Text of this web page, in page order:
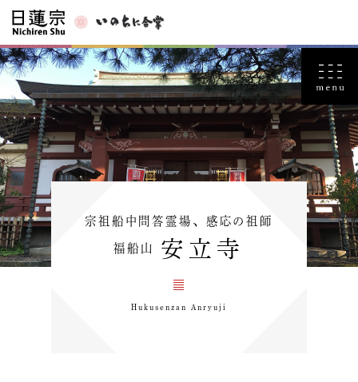
宗祖船中問答霊場、感応の祖師
福船山 安立寺
Hukusenzan Anryuji